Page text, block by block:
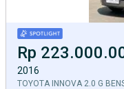
Rp
2016
TOYOTA INNOVA 2.0 G